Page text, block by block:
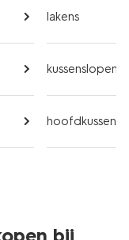
lakens
kussenslopen
hoofdkussens